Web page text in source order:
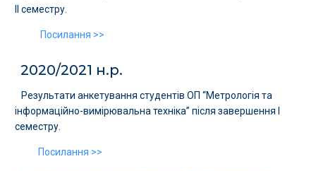
семестру.
Посилання >>
2020/2021 н.р.
Результати анкетування студентів ОП “Метрологія та
інформаційно-вимірювальна техніка” після завершення І
семестру.
Посилання >>